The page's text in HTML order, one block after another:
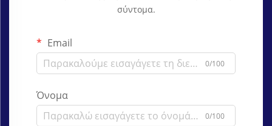
σύντομα.
Email
0/100
Όνομα
0/100